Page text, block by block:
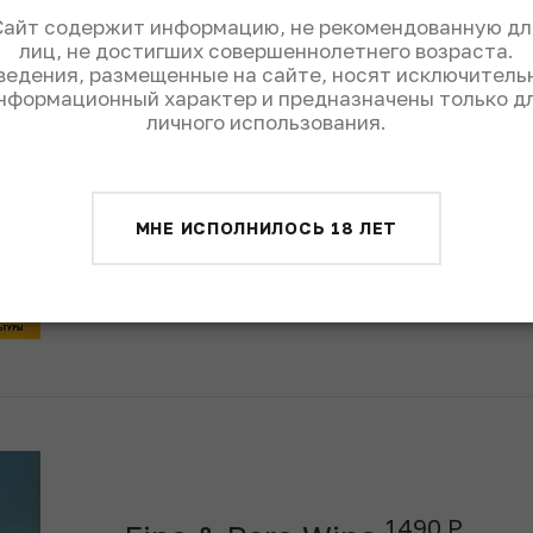
Свежий выпуск
ЧИТАТЬ
содержит информацию, не рекомендованную
лиц, не достигших совершеннолетнего возраста.
размещенные на сайте, носят
характер и предназначены только
личного использования.
МНЕ ИСПОЛНИЛОСЬ 18 ЛЕТ